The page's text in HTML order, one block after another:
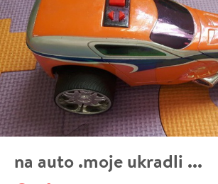
na auto .moje ukradli ...